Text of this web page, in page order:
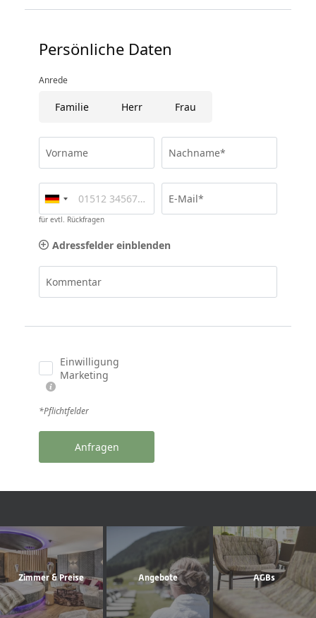
Persönliche Daten
Anrede
Familie Herr Frau
Vorname Nachname*
für evtl. Rückfragen
E-Mail*
Adressfelder einblenden
Kommentar
Einwilligung
Marketing
*Pflichtfelder
Anfragen
Zimmer & Preise Angebote AGBs